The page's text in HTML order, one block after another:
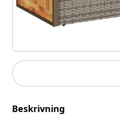
Beskrivning